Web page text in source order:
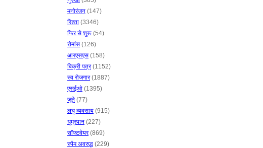
मनोरंजन (147)
रिश्ता (3346)
फिर से शुरू (54)
रोमांस (126)
आरएसएस (158)
बिक्री पत्र(1152)
स्व रोजगार(1887)
एसईओ (1395)
जूते (77)
लघु व्यवसाय (915)
धूम्रपान (227)
सॉफ्टवेयर(869)
स्पैम अवरुद्ध (229)